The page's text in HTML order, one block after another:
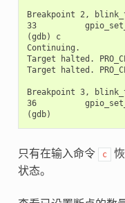
Breakpoint 2,
33
(gdb) c
Continuing.
Target halted.
Target halted.
Breakpoint 3,
36
只有在输入命令 c
状态。